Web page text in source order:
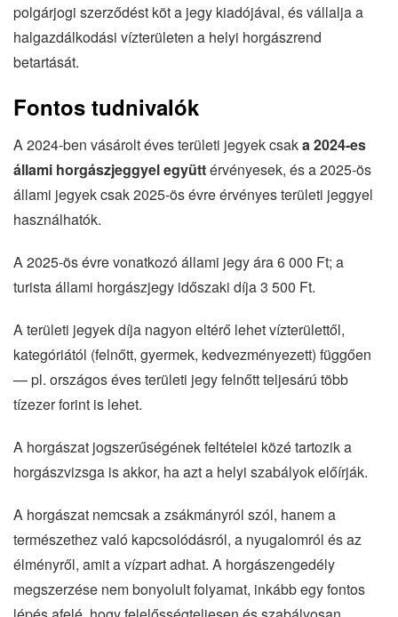
polgárjogi szerződést köt a jegy kiadójával, és vállalja a
halgazdálkodási vízterületen a helyi horgászrend
betartását.
Fontos tudnivalók
A 2024-ben vásárolt éves területi jegyek csaka 2024-es
állami horgászjeggyel együttérvényesek, és a 2025-ös
állami jegyek csak 2025-ös évre érvényes területi jeggyel
használhatók.
A 2025-ös évre vonatkozó állami jegy ára 6 000 Ft; a
turista állami horgászjegy időszaki díja 3 500 Ft.
A területi jegyek díja nagyon eltérő lehet vízterülettől,
kategóriától (felnőtt, gyermek, kedvezményezett) függően
— pl. országos éves területi jegy felnőtt teljesárú több
tízezer forint is lehet.
A horgászat jogszerűségének feltételei közé tartozik a
horgászvizsga is akkor, ha azt a helyi szabályok előírják.
A horgászat nemcsak a zsákmányról szól, hanem a
természethez való kapcsolódásról, a nyugalomról és az
élményről, amit a vízpart adhat. A horgászengedély
megszerzése nem bonyolult folyamat, inkább egy fontos